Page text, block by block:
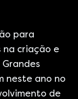
para
na criação e
neste ano no
de